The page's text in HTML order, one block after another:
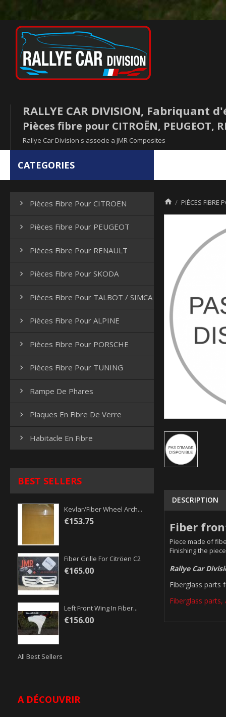
RALLYE CAR DIVISION, Fabriquant
Pièces fibre pour CITROËN, PEUGEOT,
Rallye Car Division s'associe a JMR Composites
CATEGORIES
 Pièces Fibre Pour CITROEN
 Pièces Fibre Pour PEUGEOT
 Pièces Fibre Pour RENAULT
 Pièces Fibre Pour SKODA
 Pièces Fibre Pour TALBOT / SIMCA
 Pièces Fibre Pour ALPINE
 Pièces Fibre Pour PORSCHE
 Pièces Fibre Pour TUNING
 Rampe De Phares
 Plaques En Fibre De Verre
 Habitacle En Fibre
BEST SELLERS
Kevlar/fiber Wheel Arch...
€153.75
Fiber Grille For Citröen C2
€165.00
Left Front Wing In Fiber...
€156.00
All Best Sellers
A DÉCOUVRIR
 PIÈCES FIBRE
DESCRIPTION
Fiber
Piece made of
Finishing the
Rallye Car
Fiberglass parts
Fiberglass